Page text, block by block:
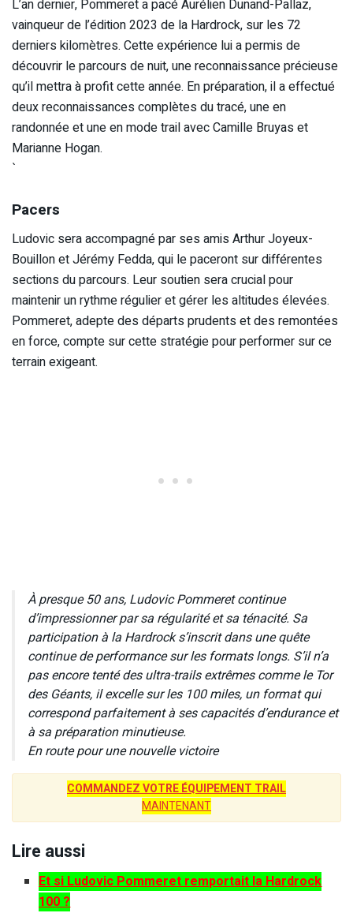
L’an dernier, Pommeret a pacé Aurélien Dunand-Pallaz,
vainqueur de l’édition 2023 de la Hardrock, sur les 72
derniers kilomètres. Cette expérience lui a permis de
découvrir le parcours de nuit, une reconnaissance précieuse
qu’il mettra à profit cette année. En préparation, il a effectué
deux reconnaissances complètes du tracé, une en
randonnée et une en mode trail avec Camille Bruyas et
Marianne Hogan.
`
Pacers
Ludovic sera accompagné par ses amis Arthur Joyeux-
Bouillon et Jérémy Fedda, qui le paceront sur différentes
sections du parcours. Leur soutien sera crucial pour
maintenir un rythme régulier et gérer les altitudes élevées.
Pommeret, adepte des départs prudents et des remontées
en force, compte sur cette stratégie pour performer sur ce
terrain exigeant.
À presque 50 ans, Ludovic Pommeret continue
d’impressionner par sa régularité et sa ténacité. Sa
participation à la Hardrock s’inscrit dans une quête
continue de performance sur les formats longs. S’il n’a
pas encore tenté des ultra-trails extrêmes comme le Tor
des Géants, il excelle sur les 100 miles, un format qui
correspond parfaitement à ses capacités d’endurance et
à sa préparation minutieuse.
En route pour une nouvelle victoire
COMMANDEZ VOTRE ÉQUIPEMENT TRAIL
MAINTENANT
Lire aussi
Et si Ludovic Pommeret remportait la Hardrock
100 ?